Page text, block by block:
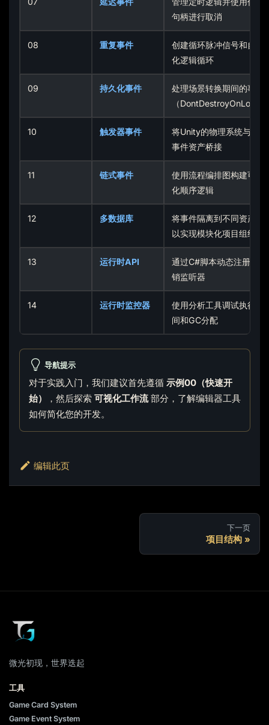
句柄进行取消
08 重复事件
创建循环脉冲信号和自动
化逻辑循环
09 持久化事件
处理场景转换期间的事件
（DontDestroyOnLoad）
10 触发器事件
将Unity的物理系统与游戏
事件资产桥接
11 链式事件
使用流程编排图构建可视
化顺序逻辑
12 多数据库
将事件隔离到不同资产中
以实现模块化项目组织
13 运行时API
通过C#脚本动态注册和注
销监听器
14 运行时监控器
使用分析工具调试执行时
间和GC分配
导航提示
对于实践入门，我们建议首先遵循 示例00（快速开
始）
，然后探索 可视化工作流部分，了解编辑器工具
如何简化您的开发。
编辑此页
下一页
项目结构
微光初现，世界迭起
工具
Game Card System
Game Event System